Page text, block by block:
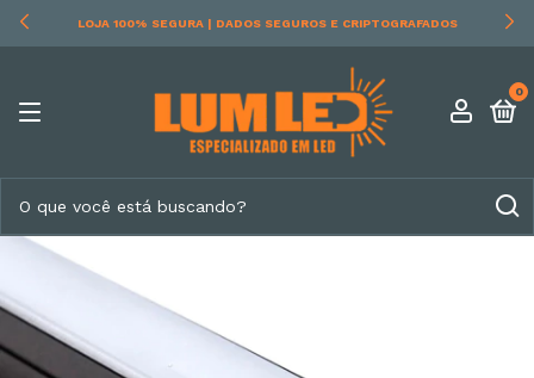
LOJA 100% SEGURA | DADOS SEGUROS E CRIPTOGRAFADOS
0